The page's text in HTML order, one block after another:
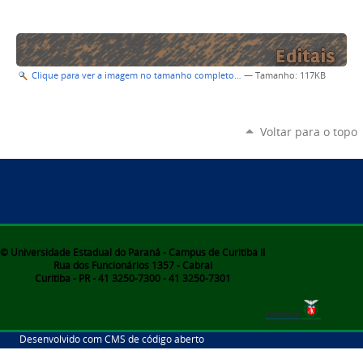
Clique para ver a imagem no tamanho completo… — Tamanho: 117KB
Voltar para o topo
© Universidade Estadual do Paraná - Campus de Curitiba II
Rua dos Funcionários 1357 - Cabral
Curitiba - PR - 41 3250-7300 - 41 3250-7301
Desenvolvido com CMS de código aberto